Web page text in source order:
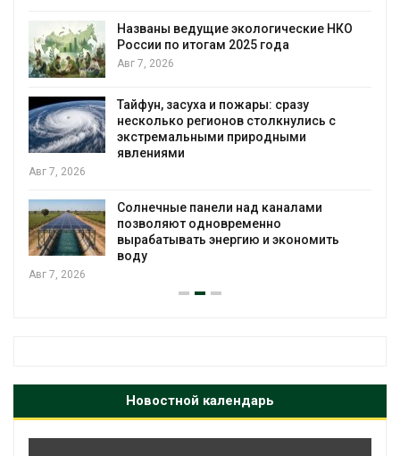
Названы ведущие экологические НКО
России по итогам 2025 года
Авг 7, 2026
Тайфун, засуха и пожары: сразу
несколько регионов столкнулись с
экстремальными природными
явлениями
Авг 7, 2026
Солнечные панели над каналами
позволяют одновременно
вырабатывать энергию и экономить
воду
Авг 7, 2026
Новостной календарь